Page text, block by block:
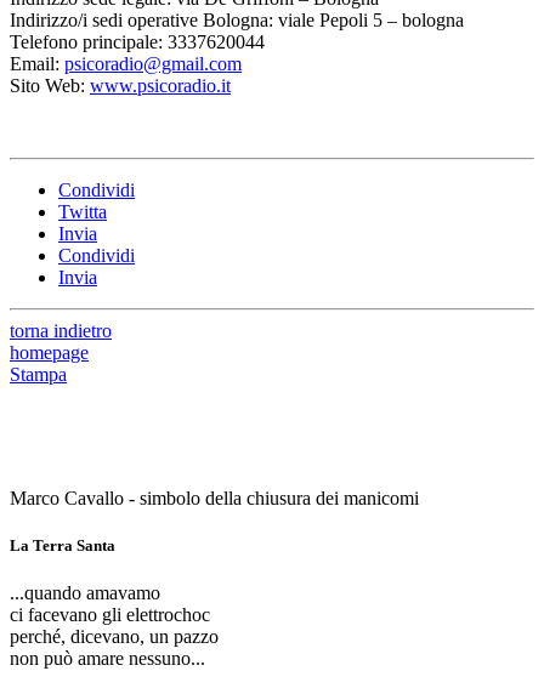
Indirizzo/i sedi operative Bologna: viale Pepoli 5 – bologna
Telefono principale: 3337620044
Email: psicoradio@gmail.com
Sito Web: www.psicoradio.it
Condividi
Twitta
Invia
Condividi
Invia
torna indietro
homepage
Stampa
Marco Cavallo - simbolo della chiusura dei manicomi
La Terra Santa
...quando amavamo
ci facevano gli elettrochoc
perché, dicevano, un pazzo
non può amare nessuno...